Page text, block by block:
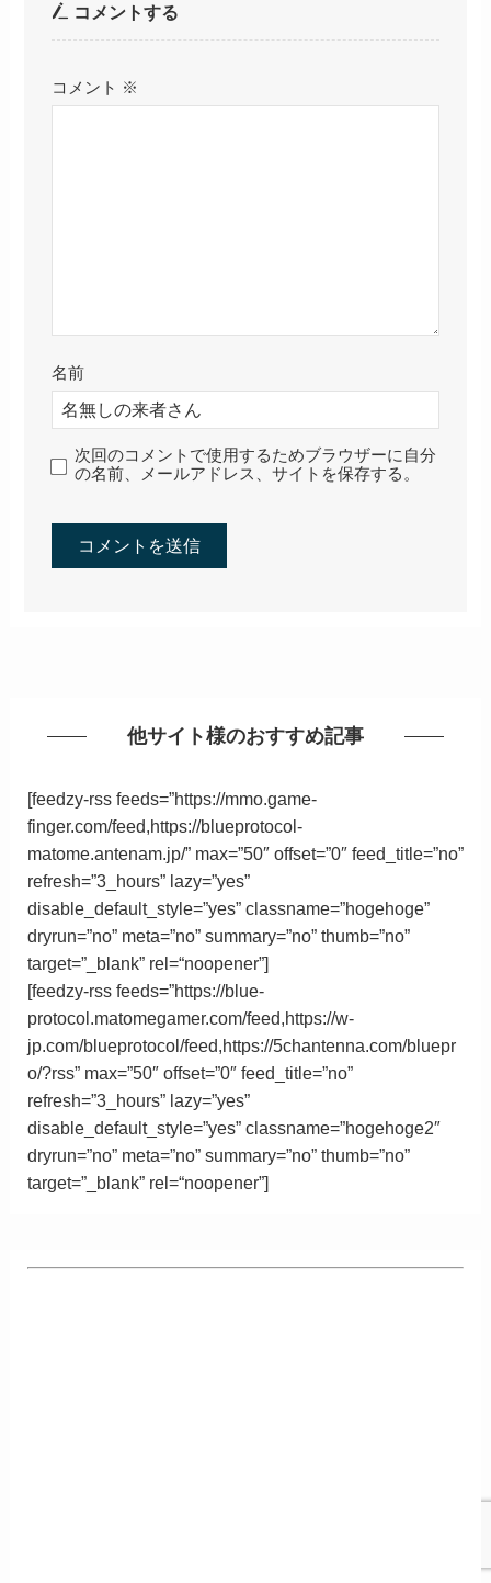
コメントする
コメント ※
名前
次回のコメントで使用するためブラウザーに自分
の名前、メールアドレス、サイトを保存する。
他サイト様のおすすめ記事
[feedzy-rss feeds=”https://mmo.game-
finger.com/feed,https://blueprotocol-
matome.antenam.jp/” max=”50″ offset=”0″ feed_title=”no”
refresh=”3_hours” lazy=”yes”
disable_default_style=”yes” classname=”hogehoge”
dryrun=”no” meta=”no” summary=”no” thumb=”no”
target=”_blank” rel=“noopener”]
[feedzy-rss feeds=”https://blue-
protocol.matomegamer.com/feed,https://w-
jp.com/blueprotocol/feed,https://5chantenna.com/bluepr
o/?rss” max=”50″ offset=”0″ feed_title=”no”
refresh=”3_hours” lazy=”yes”
disable_default_style=”yes” classname=”hogehoge2″
dryrun=”no” meta=”no” summary=”no” thumb=”no”
target=”_blank” rel=“noopener”]